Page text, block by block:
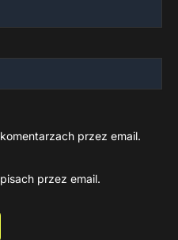
przez email.
przez email.